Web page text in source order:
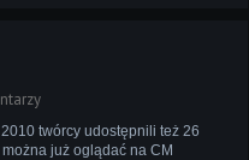
twórcy udostępnili też 26
już oglądać na CM